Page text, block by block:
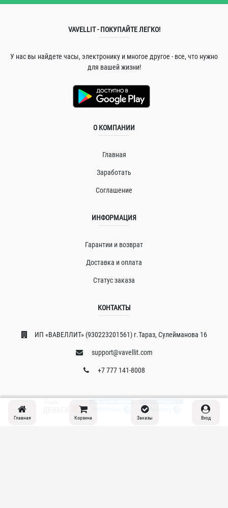
VAVELLIT - ПОКУПАЙТЕ ЛЕГКО!
У нас вы найдете часы, электронику и многое другое - все, что нужно
для вашей жизни!
О КОМПАНИИ
Главная
Заработать
Соглашение
ИНФОРМАЦИЯ
Гарантии и возврат
Доставка и оплата
Статус заказа
КОНТАКТЫ
ИП «ВAВЕЛЛИT» (930223201561) г.Тараз, Сулейманова 16
support@vavellit.com
+7 777 141-8008
Главная Корзина Заказы Вход